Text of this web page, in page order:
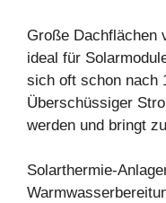
Große Dachflächen
ideal für
sich oft schon nach
Überschüssiger
werden und bringt
Solarthermie-